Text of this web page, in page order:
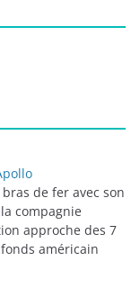
de fer avec son
compagnie
approche des 7
américain